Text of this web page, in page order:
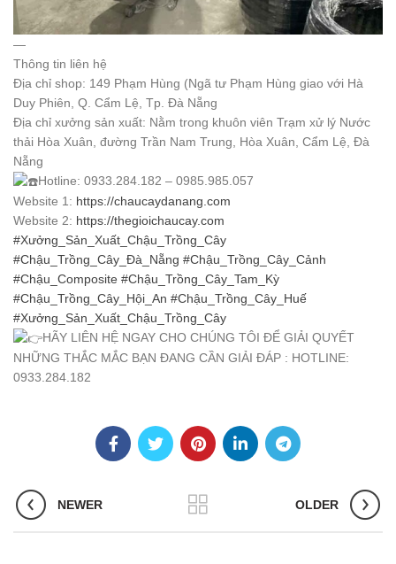
—
Thông tin liên hệ
Địa chỉ shop: 149 Phạm Hùng (Ngã tư Phạm Hùng giao với Hà
Duy Phiên, Q. Cẩm Lệ, Tp. Đà Nẵng
Địa chỉ xưởng sản xuất: Nằm trong khuôn viên Trạm xử lý Nước
thải Hòa Xuân, đường Trần Nam Trung, Hòa Xuân, Cẩm Lệ, Đà
Nẵng
Hotline: 0933.284.182 – 0985.985.057
Website 1: https://chaucaydanang.com
Website 2: https://thegioichaucay.com
#Xưởng_Sản_Xuất_Chậu_Trồng_Cây
#Chậu_Trồng_Cây_Đà_Nẵng #Chậu_Trồng_Cây_Cảnh
#Chậu_Composite #Chậu_Trồng_Cây_Tam_Kỳ
#Chậu_Trồng_Cây_Hội_An #Chậu_Trồng_Cây_Huế
#Xưởng_Sản_Xuất_Chậu_Trồng_Cây
HÃY LIÊN HỆ NGAY CHO CHÚNG TÔI ĐỂ GIẢI QUYẾT
NHỮNG THẮC MẮC BẠN ĐANG CẦN GIẢI ĐÁP : HOTLINE:
0933.284.182
NEWER OLDER